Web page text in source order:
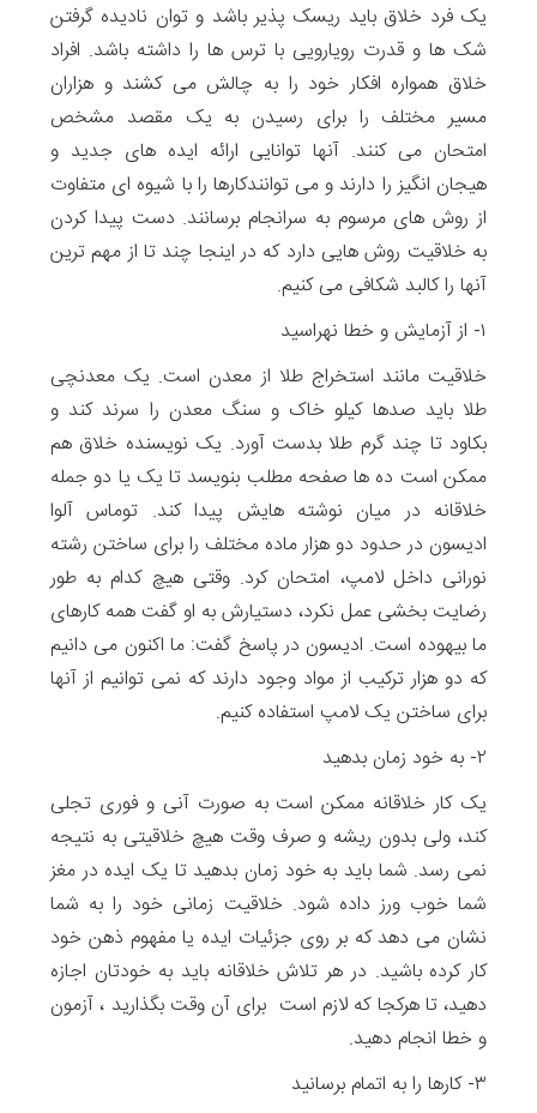
یک فرد خلاق باید ریسک پذیر باشد و توان نادیده گرفتن
شک ها و قدرت رویارویی با ترس ها را داشته باشد. افراد
خلاق همواره افکار خود را به چالش می کشند و هزاران
مسیر مختلف را برای رسیدن به یک مقصد مشخص
امتحان می کنند. آنها توانایی ارائه ایده های جدید و
هیجان انگیز را دارند و می توانندکارها را با شیوه ای متفاوت
از روش های مرسوم به سرانجام برسانند. دست پیدا کردن
به خلاقیت روش هایی دارد که در اینجا چند تا از مهم ترین
آنها را کالبد شکافی می کنیم.
۱- از آزمایش و خطا نهراسید
خلاقیت مانند استخراج طلا از معدن است. یک معدنچی
طلا باید صدها کیلو خاک و سنگ معدن را سرند کند و
بکاود تا چند گرم طلا بدست آورد. یک نویسنده خلاق هم
ممکن است ده ها صفحه مطلب بنویسد تا یک یا دو جمله
خلاقانه در میان نوشته هایش پیدا کند. توماس آلوا
ادیسون در حدود دو هزار ماده مختلف را برای ساختن رشته
نورانی داخل لامپ، امتحان کرد. وقتی هیچ کدام به طور
رضایت بخشی عمل نکرد، دستیارش به او گفت همه کارهای
ما بیهوده است. ادیسون در پاسخ گفت: ما اکنون می دانیم
که دو هزار ترکیب از مواد وجود دارند که نمی توانیم از آنها
برای ساختن یک لامپ استفاده کنیم.
۲- به خود زمان بدهید
یک کار خلاقانه ممکن است به صورت آنی و فوری تجلی
کند، ولی بدون ریشه و صرف وقت هیچ خلاقیتی به نتیجه
نمی رسد. شما باید به خود زمان بدهید تا یک ایده در مغز
شما خوب ورز داده شود. خلاقیت زمانی خود را به شما
نشان می دهد که بر روی جزئیات ایده یا مفهوم ذهن خود
کار کرده باشید. در هر تلاش خلاقانه باید به خودتان اجازه
دهید، تا هرکجا که لازم است برای آن وقت بگذارید ، آزمون
و خطا انجام دهید.
۳- کارها را به اتمام برسانید